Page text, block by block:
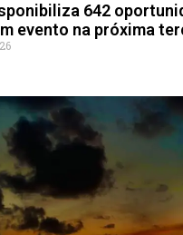
642
evento na próxima